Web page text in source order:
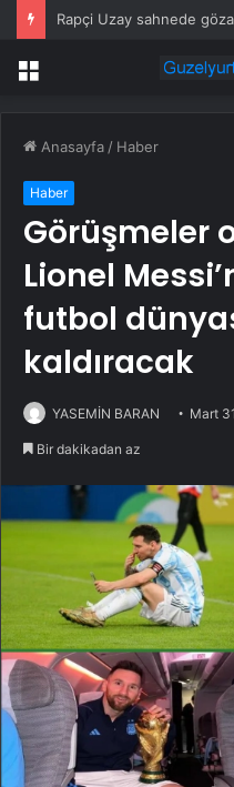
Rapçi Uzay sahnede
Menü
Anasayfa / Haber
Haber
Görüşmeler
Lionel
futbol
kaldıracak
YASEMİN BARAN Mart
Bir dakikadan az